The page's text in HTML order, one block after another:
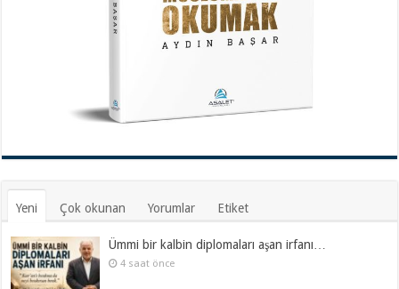
Yeni Çok okunan Yorumlar Etiket
Ümmi bir kalbin diplomaları aşan irfanı…
4 saat önce